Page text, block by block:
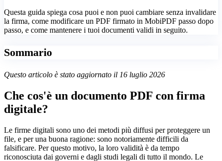
Questa guida spiega cosa puoi e non puoi cambiare senza invalidare
la firma, come modificare un PDF firmato in MobiPDF passo dopo
passo, e come mantenere i tuoi documenti validi in seguito.
Sommario
Questo articolo è stato aggiornato il 16 luglio 2026
Che cos'è un documento PDF con firma
digitale?
Le firme digitali sono uno dei metodi più diffusi per proteggere un
file, e per una buona ragione: sono notoriamente difficili da
falsificare. Per questo motivo, la loro validità è da tempo
riconosciuta dai governi e dagli studi legali di tutto il mondo. Le